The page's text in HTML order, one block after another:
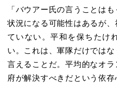
「バウアー氏の言うことは
状況になる可能性はあるが
ていない。平和を保ちたけ
い。これは、軍隊だけでは
言えることだ。平均的なオ
府が解決すべきだという依